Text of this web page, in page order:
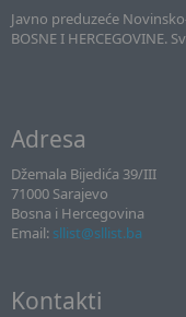
Javno preduzeće
BOSNE I HERCEGOVINE.
Adresa
Džemala Bijedića 39/III
71000 Sarajevo
Bosna i Hercegovina
Email: sllist@sllist.ba
Kontakti